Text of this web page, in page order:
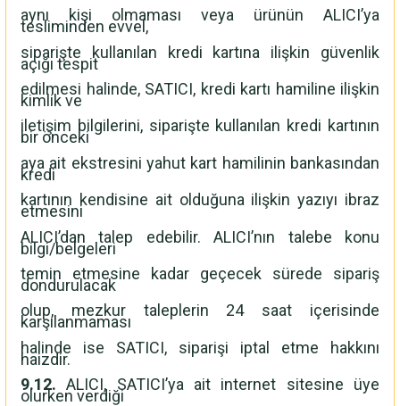
aynı kişi olmaması veya ürünün ALICI’ya
tesliminden evvel,
siparişte kullanılan kredi kartına ilişkin güvenlik
açığı tespit
edilmesi halinde, SATICI, kredi kartı hamiline ilişkin
kimlik ve
iletişim bilgilerini, siparişte kullanılan kredi kartının
bir önceki
aya ait ekstresini yahut kart hamilinin bankasından
kredi
kartının kendisine ait olduğuna ilişkin yazıyı ibraz
etmesini
ALICI’dan talep edebilir. ALICI’nın talebe konu
bilgi/belgeleri
temin etmesine kadar geçecek sürede sipariş
dondurulacak
olup, mezkur taleplerin 24 saat içerisinde
karşılanmaması
halinde ise SATICI, siparişi iptal etme hakkını
haizdir.
9.12. ALICI, SATICI’ya ait internet sitesine üye
olurken verdiği